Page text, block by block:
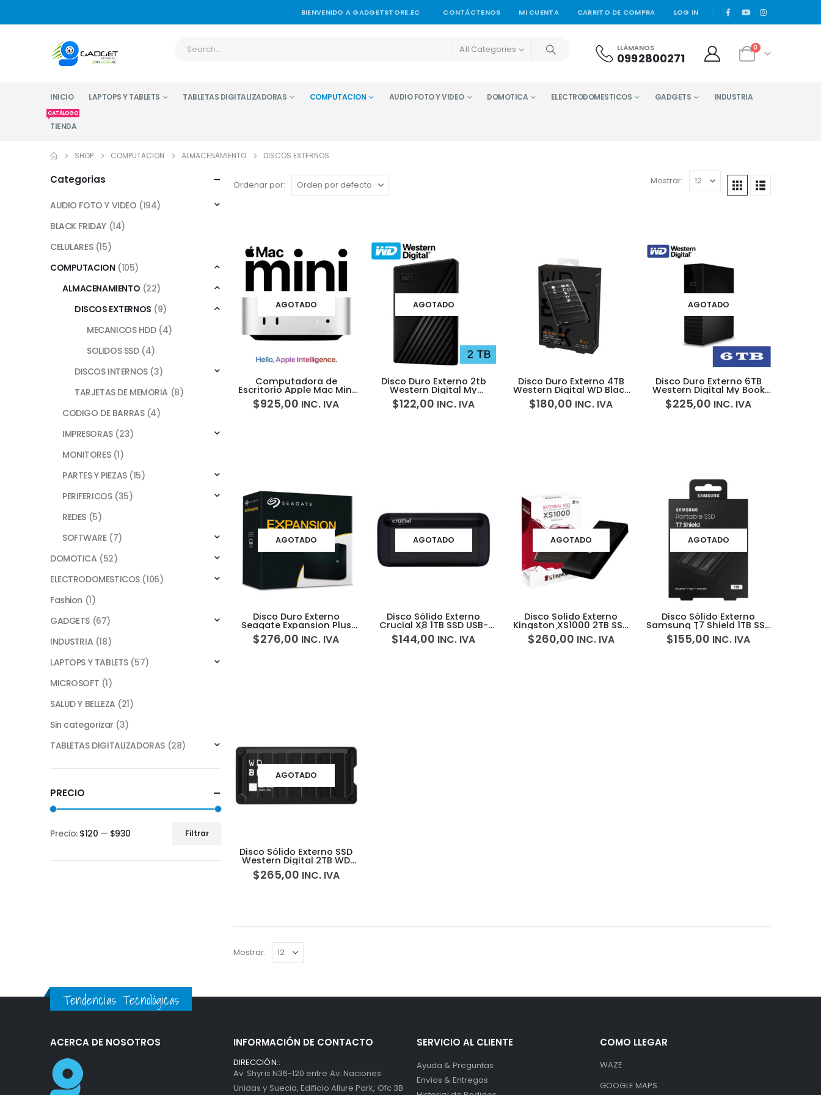
BIENVENIDO A GADGETSTORE.EC CONTÁCTENOS MI CUENTA CARRITO DE COMPRA LOG IN |
All Categories LLÁMANOS
0992800271
0
INICIO LAPTOPS Y TABLETS TABLETAS DIGITALIZADORAS COMPUTACION AUDIO FOTO Y VIDEO DOMOTICA ELECTRODOMESTICOS GADGETS INDUSTRIA
TIENDA
CATÁLOGO
SHOP COMPUTACION ALMACENAMIENTO DISCOS EXTERNOS
Ordenar por: Mostrar:
AGOTADO
Computadora de
Escritorio Apple Mac Mini
M4 10‑core 16GB 256GB
$925,00 INC. IVA
AGOTADO
Disco Duro Externo 2tb
Western Digital My
Passport Wd
$122,00 INC. IVA
Disco Duro Externo 4TB
Western Digital WD Black
P10
$180,00 INC. IVA
AGOTADO
Disco Duro Externo 6TB
Western Digital My Book
Wd
$225,00 INC. IVA
AGOTADO
Disco Duro Externo
Seagate Expansion Plus
8TB USB 3.0
$276,00 INC. IVA
AGOTADO
Disco Sólido Externo
Crucial X8 1TB SSD USB-
C/USB 3.0
$144,00 INC. IVA
AGOTADO
Disco Solido Externo
Kingston XS1000 2TB SSD
USB-C/USB 1050Mbs
$260,00 INC. IVA
AGOTADO
Disco Sólido Externo
Samsung T7 Shield 1TB SSD
USB-C/USB 3.0 IP65
$155,00 INC. IVA
AGOTADO
Disco Sólido Externo SSD
Western Digital 2TB WD
BLACK P40 Game Drive SSD
$265,00 INC. IVA
Mostrar:
Categorias
AUDIO FOTO Y VIDEO (194)
BLACK FRIDAY (14)
CELULARES (15)
COMPUTACION (105)
ALMACENAMIENTO (22)
DISCOS EXTERNOS (9)
MECANICOS HDD (4)
SOLIDOS SSD (4)
DISCOS INTERNOS (3)
TARJETAS DE MEMORIA (8)
CODIGO DE BARRAS (4)
IMPRESORAS (23)
MONITORES (1)
PARTES Y PIEZAS (15)
PERIFERICOS (35)
REDES (5)
SOFTWARE (7)
DOMOTICA (52)
ELECTRODOMESTICOS (106)
Fashion (1)
GADGETS (67)
INDUSTRIA (18)
LAPTOPS Y TABLETS (57)
MICROSOFT (1)
SALUD Y BELLEZA (21)
Sin categorizar (3)
TABLETAS DIGITALIZADORAS (28)
PRECIO
Filtrar
Precio: $120 — $930
Tendencias Tecnológicas
ACERCA DE NOSOTROS INFORMACIÓN DE CONTACTO
DIRECCIÓN::
Av. Shyris N36-120 entre Av. Naciones
Unidas y Suecia, Edificio Allure Park, Ofc 3B
SERVICIO AL CLIENTE
Ayuda & Preguntas
Envíos & Entregas
COMO LLEGAR
WAZE
GOOGLE MAPS